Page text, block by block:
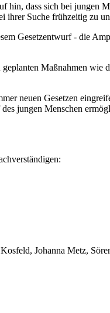
hin, dass sich bei jungen
Suche frühzeitig zu
Gesetzentwurf - die
Maßnahmen wie
neuen Gesetzen
jungen Menschen
Johanna Metz,